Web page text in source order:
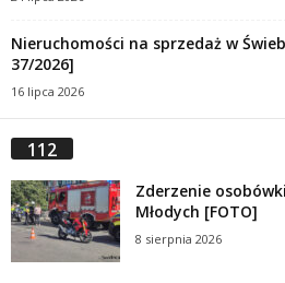
Nieruchomości na sprzedaż w
37/2026]
16 lipca 2026
112
Zderzenie
Młodych [FOTO]
8 sierpnia 2026